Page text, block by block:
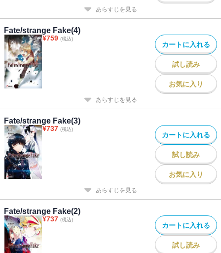
あらすじを見る
Fate/strange Fake(4)
¥759 (税込)
カートに入れる
試し読み
お気に入り
あらすじを見る
Fate/strange Fake(3)
¥737 (税込)
カートに入れる
試し読み
お気に入り
あらすじを見る
Fate/strange Fake(2)
¥737 (税込)
カートに入れる
試し読み